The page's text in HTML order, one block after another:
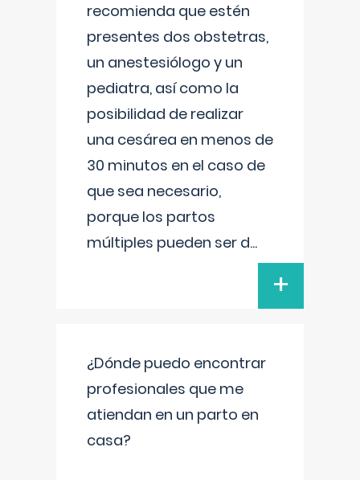
recomienda que estén
presentes dos obstetras,
un anestesiólogo y un
pediatra, así como la
posibilidad de realizar
una cesárea en menos de
30 minutos en el caso de
que sea necesario,
porque los partos
múltiples pueden ser d...
+
¿Dónde puedo encontrar
profesionales que me
atiendan en un parto en
casa?